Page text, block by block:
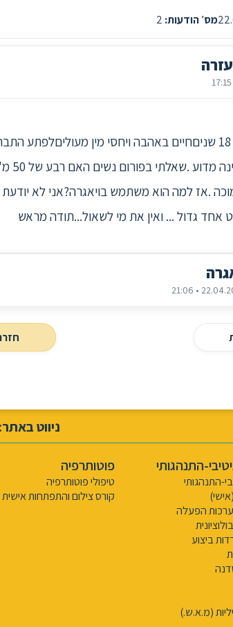
מס׳ הודעות:
!אנחנו ביחד כבר 18 שניםחיים באהבה ויחסי מין
.אז למה הוא משתמש בויאגרה?אני לא
אחד גדול ... ואין את מי לשאול...תודה מראש
22.04.2005
ניווט
התנהגותי
התנהגותי
הפעלה
ביצוע
(מ.א.ש.)
פוטותרפיה
טיפולי פוטותרפיה
קורס צילום והתפתחות אישית